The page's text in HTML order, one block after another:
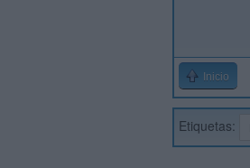
Inicio
Etiquetas: